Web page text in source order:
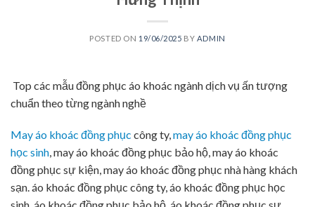
POSTED ON 19/06/2025 BY ADMIN
Top các mẫu đồng phục áo khoác ngành dịch vụ ấn tượng
chuẩn theo từng ngành nghề
May áo khoác đồng phục công ty,may áo khoác đồng phục
học sinh, may áo khoác đồng phục bảo hộ, may áo khoác
đồng phục sự kiện, may áo khoác đồng phục nhà hàng khách
sạn. áo khoác đồng phục công ty, áo khoác đồng phục học